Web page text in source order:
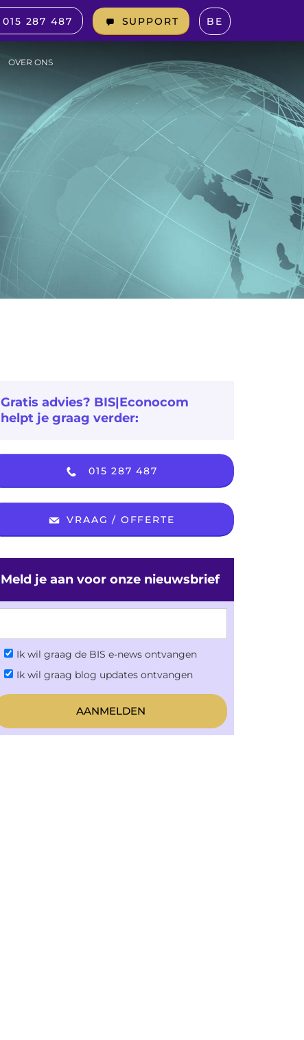
015 287 487 SUPPORT BE
OVER ONS
Gratis advies? BIS|Econocom
helpt je graag verder:
015 287 487
VRAAG / OFFERTE
Meld je aan voor onze nieuwsbrief
Ik wil graag de BIS e-news ontvangen
Ik wil graag blog updates ontvangen